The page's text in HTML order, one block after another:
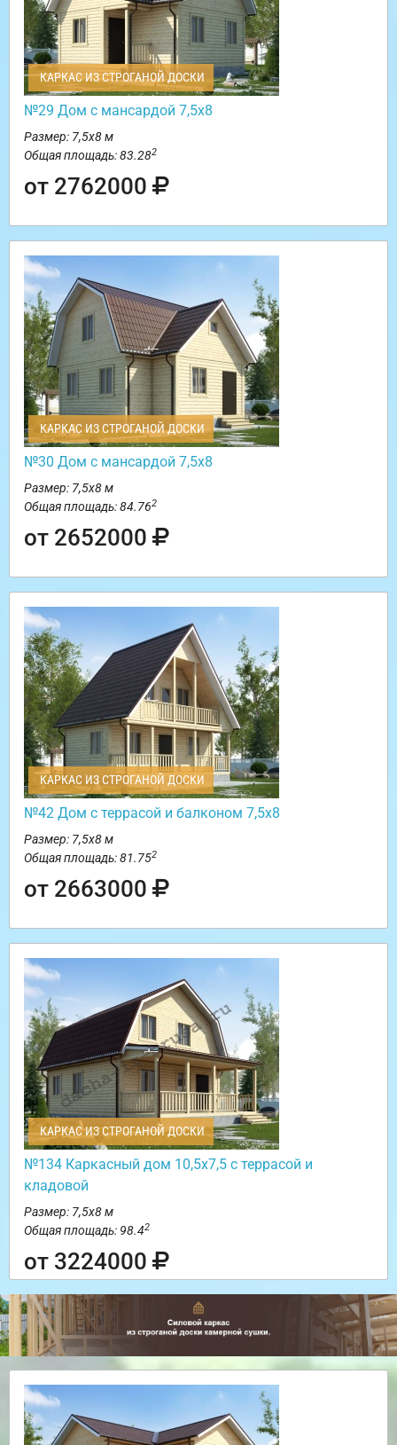
КАРКАС ИЗ СТРОГАНОЙ ДОСКИ
№29 Дом с мансардой 7,5х8
Размер: 7,5х8 м
Общая площадь: 83.282
от 2762000
КАРКАС ИЗ СТРОГАНОЙ ДОСКИ
№30 Дом с мансардой 7,5х8
Размер: 7,5х8 м
Общая площадь: 84.762
от 2652000
КАРКАС ИЗ СТРОГАНОЙ ДОСКИ
№42 Дом с террасой и балконом 7,5х8
Размер: 7,5х8 м
Общая площадь: 81.752
от 2663000
КАРКАС ИЗ СТРОГАНОЙ ДОСКИ
№134 Каркасный дом 10,5х7,5 с террасой и
кладовой
Размер: 7,5х8 м
Общая площадь: 98.42
от 3224000